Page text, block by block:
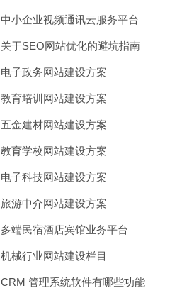
中小企业视频通讯云服务平台
关于SEO网站优化的避坑指南
电子政务网站建设方案
教育培训网站建设方案
五金建材网站建设方案
教育学校网站建设方案
电子科技网站建设方案
旅游中介网站建设方案
多端民宿酒店宾馆业务平台
机械行业网站建设栏目
CRM 管理系统软件有哪些功能